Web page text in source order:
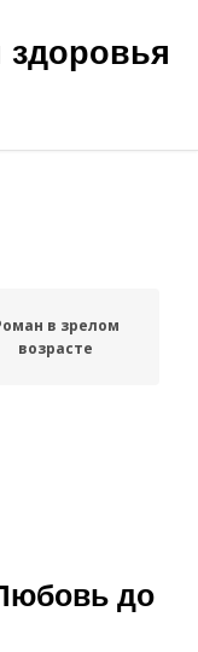
в зрелом
возрасте
до